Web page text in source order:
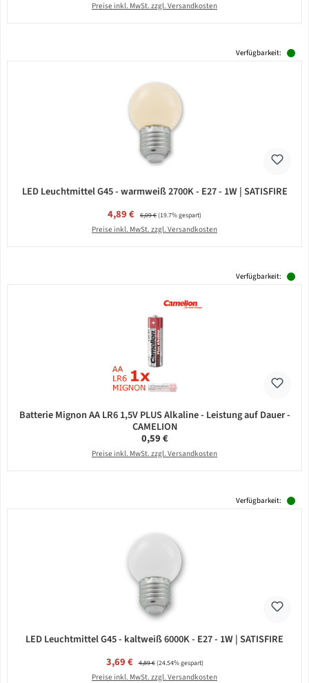
Preise inkl. MwSt. zzgl. Versandkosten
Verfügbarkeit:
LED Leuchtmittel G45 - warmweiß 2700K - E27 - 1W | SATISFIRE
Verkaufspreis:
4,89 € Regulärer Preis:
6,09 €(19.7% gespart)
Preise inkl. MwSt. zzgl. Versandkosten
Verfügbarkeit:
Batterie Mignon AA LR6 1,5V PLUS Alkaline - Leistung auf Dauer -
CAMELION
Regulärer Preis:
0,59 €
Preise inkl. MwSt. zzgl. Versandkosten
Verfügbarkeit:
LED Leuchtmittel G45 - kaltweiß 6000K - E27 - 1W | SATISFIRE
Verkaufspreis:
3,69 € Regulärer Preis:
4,89 €(24.54% gespart)
Preise inkl. MwSt. zzgl. Versandkosten